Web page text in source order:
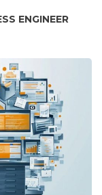
ENGINEER